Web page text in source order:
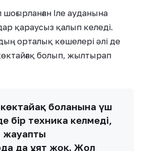
Іле ауданына
қараусыз қалып келеді.
орталық көшелері әлі де
болып, жылтырап
болғанына үш
бір техника келмеді,
жауапты
да ұят жоқ. Жол